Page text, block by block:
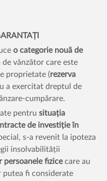
o categorie nouă de
de vânzător care este
proprietate (rezerva
a exercitat dreptul de
cumpărare.
pentru situația
de investiție în
s-a revenit la ipoteza
insolvabilității
persoanele fizice care au
fi considerate